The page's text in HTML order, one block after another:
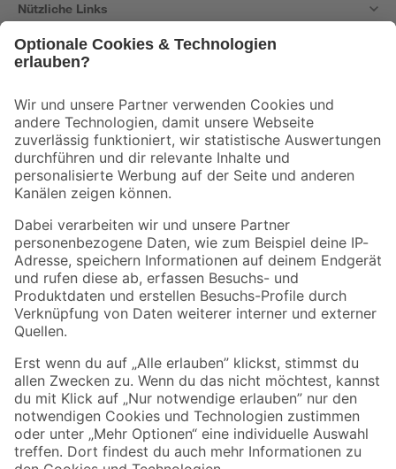
Nützliche Links
Der toom Newsletter: Keine Angebote und Aktionen mehr verpassen!
Zur Newsletter Anmeldung
Folge uns
Zahlungsarten Versandarten
Sicher einkaufen
Jetzt die toom-App herunterladen